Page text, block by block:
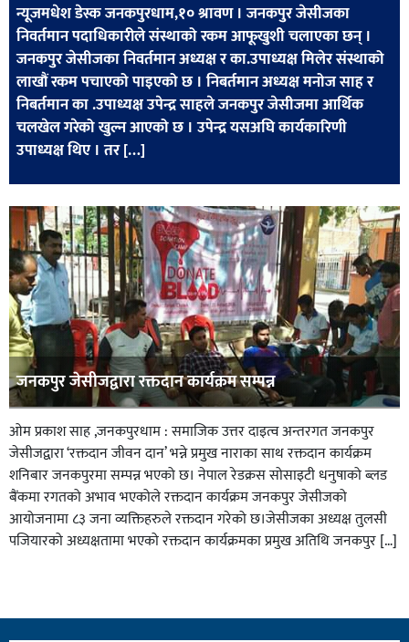
भिडियो
अन्य
समाज
शिक्षा
स्वास्थ्य
न्यूजमधेश डेस्क जनकपुरधाम,१० श्रावण । जनकपुर जेसीजका
निवर्तमान पदाधिकारीले संस्थाको रकम आफूखुशी चलाएका छन् ।
जनकपुर जेसीजका निवर्तमान अध्यक्ष र का.उपाध्यक्ष मिलेर संस्थाको
लाखौं रकम पचाएको पाइएको छ । निबर्तमान अध्यक्ष मनोज साह र
निबर्तमान का .उपाध्यक्ष उपेन्द्र साहले जनकपुर जेसीजमा आर्थिक
चलखेल गरेको खुल्न आएको छ । उपेन्द्र यसअघि कार्यकारिणी
उपाध्यक्ष थिए । तर […]
जनकपुर जेसीजद्वारा रक्तदान कार्यक्रम सम्पन्न
ओम प्रकाश साह ,जनकपुरधाम : समाजिक उत्तर दाइत्व अन्तरगत जनकपुर
जेसीजद्वारा ‘रक्तदान जीवन दान’ भन्ने प्रमुख नाराका साथ रक्तदान कार्यक्रम
शनिबार जनकपुरमा सम्पन्न भएको छ। नेपाल रेडक्रस सोसाइटी धनुषाको ब्लड
बैंकमा रगतको अभाव भएकोले रक्तदान कार्यक्रम जनकपुर जेसीजको
आयोजनामा ८३ जना व्यक्तिहरुले रक्तदान गरेको छ।जेसीजका अध्यक्ष तुलसी
पजियारको अध्यक्षतामा भएको रक्तदान कार्यक्रमका प्रमुख अतिथि जनकपुर […]